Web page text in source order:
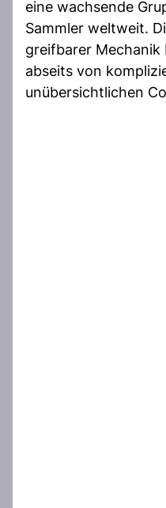
eine wachsende
Sammler weltweit.
greifbarer Mechanik
abseits von
unübersichtlichen